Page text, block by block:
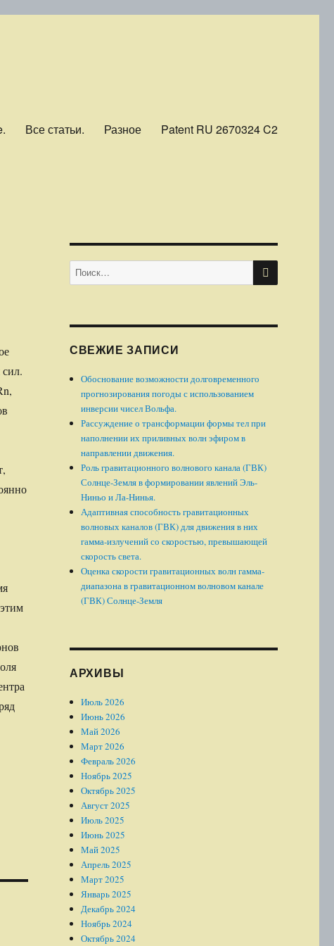
Все статьи. Разное Patent RU 2670324 C2
Искать: ПОИСК
СВЕЖИЕ ЗАПИСИ
Обоснование возможности долговременного
прогнозирования погоды с использованием
инверсии чисел Вольфа.
Рассуждение о трансформации формы тел при
наполнении их приливных волн эфиром в
направлении движения.
Роль гравитационного волнового канала (ГВК)
Солнце-Земля в формировании явлений Эль-
Ниньо и Ла-Нинья.
Адаптивная способность гравитационных
волновых каналов (ГВК) для движения в них
гамма-излучений со скоростью, превышающей
скорость света.
Оценка скорости гравитационных волн гамма-
диапазона в гравитационном волновом канале
(ГВК) Солнце-Земля
АРХИВЫ
Июль 2026
Июнь 2026
Май 2026
Март 2026
Февраль 2026
Ноябрь 2025
Октябрь 2025
Август 2025
Июль 2025
Июнь 2025
Май 2025
Апрель 2025
Март 2025
Январь 2025
Декабрь 2024
Ноябрь 2024
Октябрь 2024